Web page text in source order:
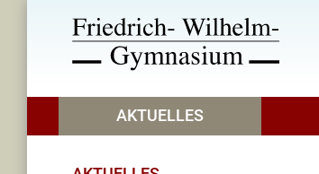
AKTUELLES